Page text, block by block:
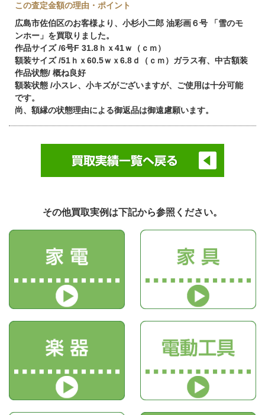
この査定金額の理由・ポイント
広島市佐伯区のお客様より、小杉小二郎 油彩画６号 「雪のモ
ンホー」を買取りました。
作品サイズ /6号F 31.8ｈｘ41ｗ（ｃｍ）
額装サイズ /51ｈｘ60.5ｗｘ6.8ｄ（ｃｍ）ガラス有、中古額装
作品状態/ 概ね良好
額装状態 /小スレ、小キズがございますが、ご使用は十分可能
です。
尚、額縁の状態理由による御返品は御遠慮願います。
その他買取実例は下記から参照ください。